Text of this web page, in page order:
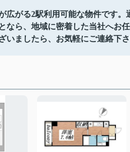
広がる2駅利用可能な物件です
なら、地域に密着した当社へお
いましたら、お気軽にご連絡下さ